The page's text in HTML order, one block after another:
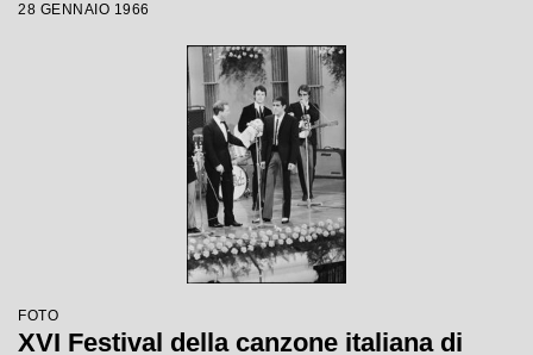
28 GENNAIO 1966
FOTO
XVI Festival della canzone italiana di